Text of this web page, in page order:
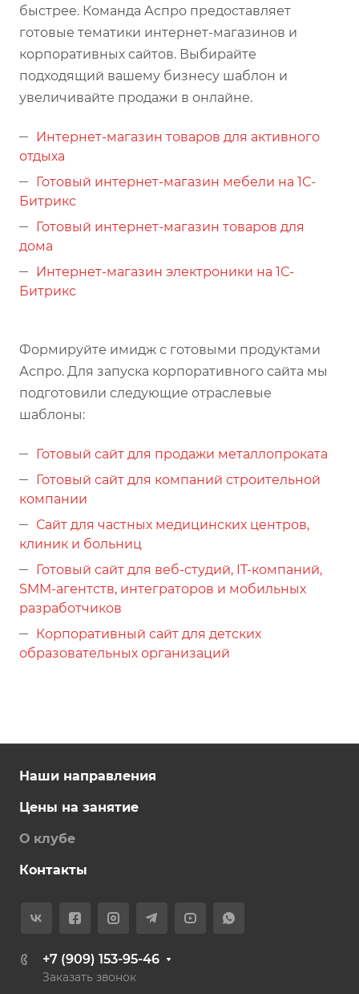
быстрее. Команда Аспро предоставляет
готовые тематики интернет-магазинов и
корпоративных сайтов. Выбирайте
подходящий вашему бизнесу шаблон и
увеличивайте продажи в онлайне.
Интернет-магазин товаров для активного
отдыха
Готовый интернет-магазин мебели на 1С-
Битрикс
Готовый интернет-магазин товаров для
дома
Интернет-магазин электроники на 1С-
Битрикс
Формируйте имидж с готовыми продуктами
Аспро. Для запуска корпоративного сайта мы
подготовили следующие отраслевые
шаблоны:
Готовый сайт для продажи металлопроката
Готовый сайт для компаний строительной
компании
Сайт для частных медицинских центров,
клиник и больниц
Готовый сайт для веб-студий, IT-компаний,
SMM-агентств, интеграторов и мобильных
разработчиков
Корпоративный сайт для детских
образовательных организаций
Наши направления
Цены на занятие
О клубе
Контакты
+7 (909) 153-95-46
Заказать звонок